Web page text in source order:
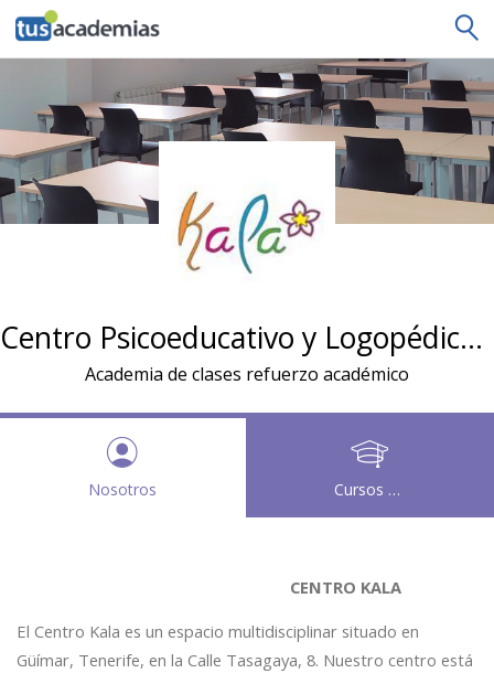
tusacademias
Centro Psicoeducativo y Logopédico KALA
Academia de clases refuerzo académico
Nosotros Cursos y clases
CENTRO KALA
El Centro Kala es un espacio multidisciplinar situado en
Güímar, Tenerife, en la Calle Tasagaya, 8. Nuestro centro está